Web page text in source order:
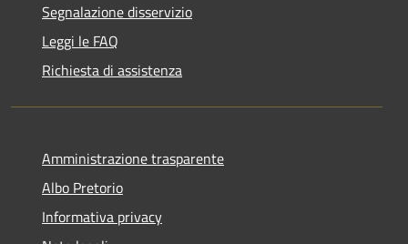
Segnalazione disservizio
Leggi le FAQ
Richiesta di assistenza
Amministrazione trasparente
Albo Pretorio
Informativa privacy